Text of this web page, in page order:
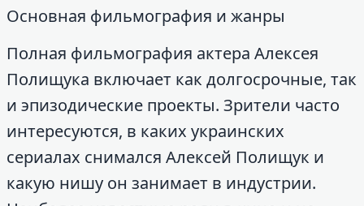
Основная фильмография и жанры
Полная фильмография актера Алексея
Полищука включает как долгосрочные, так
и эпизодические проекты. Зрители часто
интересуются, в каких украинских
сериалах снимался Алексей Полищук и
какую нишу он занимает в индустрии.